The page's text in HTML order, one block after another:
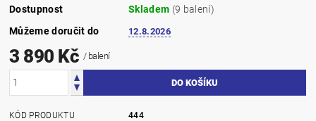
Dostupnost Skladem (9 balení)
Můžeme doručit do
12.8.2026
3 890 Kč / balení
KÓD PRODUKTU
444